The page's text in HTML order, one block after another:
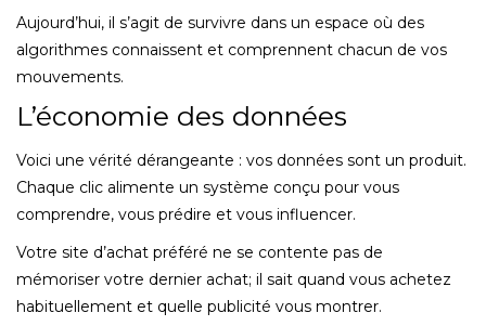
Aujourd’hui, il s’agit de survivre dans un espace où des
algorithmes connaissent et comprennent chacun de vos
mouvements.
L’économie des données
Voici une vérité dérangeante : vos données sont un produit.
Chaque clic alimente un système conçu pour vous
comprendre, vous prédire et vous influencer.
Votre site d’achat préféré ne se contente pas de
mémoriser votre dernier achat; il sait quand vous achetez
habituellement et quelle publicité vous montrer.